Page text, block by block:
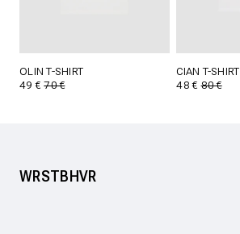
OLIN T-SHIRT
49 €70 €
CIAN T-SHIRT
48 €80 €
WRSTBHVR